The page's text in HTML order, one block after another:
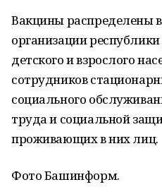
Вакцины распределены
организации
детского и взрослого
сотрудников
социального
труда и социальной
проживающих в них лиц.
Фото Башинформ.